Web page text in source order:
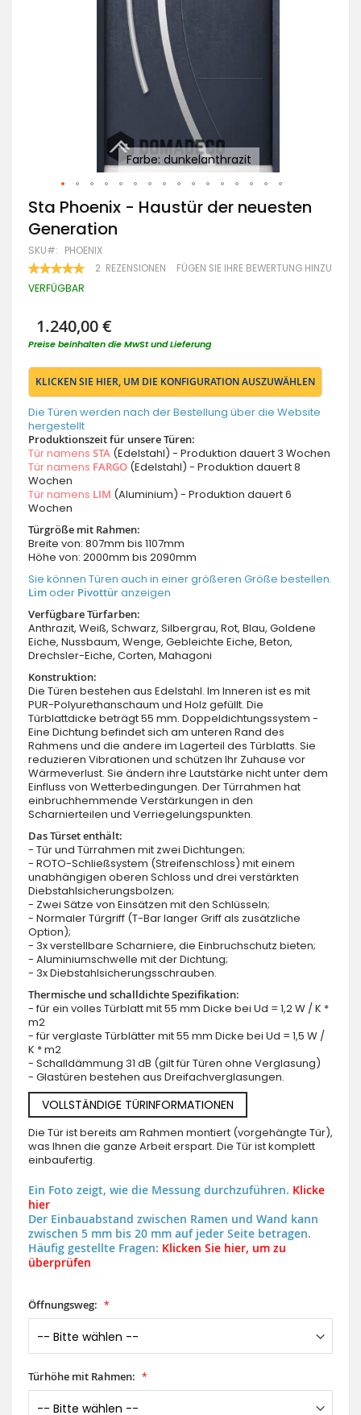
Farbe: dunkelanthrazit
Zum
Anfang
der
Bildgalerie
springen
Sta Phoenix - Haustür der neuesten
Generation
SKU PHOENIX
BEWERTUNG:
100
2 REZENSIONEN FÜGEN SIE IHRE BEWERTUNG HINZU
VERFÜGBAR
1.240,00 €
Preise beinhalten die MwSt und Lieferung
KLICKEN SIE HIER, UM DIE KONFIGURATION AUSZUWÄHLEN
Die Türen werden nach der Bestellung über die Website
hergestellt
Produktionszeit für unsere Türen:
Tür namens STA (Edelstahl) - Produktion dauert 3 Wochen
Tür namens FARGO (Edelstahl) - Produktion dauert 8
Wochen
Tür namens LIM (Aluminium) - Produktion dauert 6
Wochen
Türgröße mit Rahmen:
Breite von: 807mm bis 1107mm
Höhe von: 2000mm bis 2090mm
Sie können Türen auch in einer größeren Größe bestellen.
Limoder Pivottüranzeigen
Verfügbare Türfarben:
Anthrazit, Weiß, Schwarz, Silbergrau, Rot, Blau, Goldene
Eiche, Nussbaum, Wenge, Gebleichte Eiche, Beton,
Drechsler-Eiche, Corten, Mahagoni
Konstruktion:
Die Türen bestehen aus Edelstahl. Im Inneren ist es mit
PUR-Polyurethanschaum und Holz gefüllt. Die
Türblattdicke beträgt 55 mm. Doppeldichtungssystem -
Eine Dichtung befindet sich am unteren Rand des
Rahmens und die andere im Lagerteil des Türblatts. Sie
reduzieren Vibrationen und schützen Ihr Zuhause vor
Wärmeverlust. Sie ändern ihre Lautstärke nicht unter dem
Einfluss von Wetterbedingungen. Der Türrahmen hat
einbruchhemmende Verstärkungen in den
Scharnierteilen und Verriegelungspunkten.
Das Türset enthält:
- Tür und Türrahmen mit zwei Dichtungen;
- ROTO-Schließsystem (Streifenschloss) mit einem
unabhängigen oberen Schloss und drei verstärkten
Diebstahlsicherungsbolzen;
- Zwei Sätze von Einsätzen mit den Schlüsseln;
- Normaler Türgriff (T-Bar langer Griff als zusätzliche
Option);
- 3x verstellbare Scharniere, die Einbruchschutz bieten;
- Aluminiumschwelle mit der Dichtung;
- 3x Diebstahlsicherungsschrauben.
Thermische und schalldichte Spezifikation:
- für ein volles Türblatt mit 55 mm Dicke bei Ud = 1,2 W / K *
m2
- für verglaste Türblätter mit 55 mm Dicke bei Ud = 1,5 W /
K * m2
- Schalldämmung 31 dB (gilt für Türen ohne Verglasung)
- Glastüren bestehen aus Dreifachverglasungen.
VOLLSTÄNDIGE TÜRINFORMATIONEN
Die Tür ist bereits am Rahmen montiert (vorgehängte Tür),
was Ihnen die ganze Arbeit erspart. Die Tür ist komplett
einbaufertig.
Ein Foto zeigt, wie die Messung durchzuführen. Klicke
hier
Der Einbauabstand zwischen Ramen und Wand kann
zwischen 5 mm bis 20 mm auf jeder Seite betragen.
Häufig gestellte Fragen: Klicken Sie hier, um zu
überprüfen
Öffnungsweg:
Türhöhe mit Rahmen: